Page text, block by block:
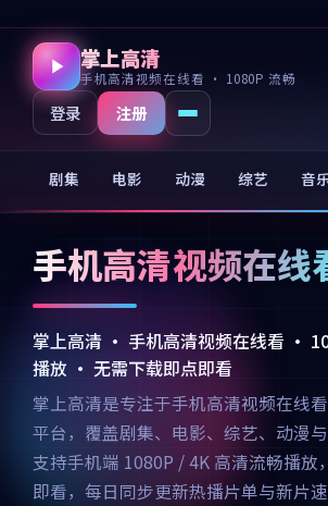
掌上高清
手机高清视频在线看 · 1080P 流畅
登录 注册
剧集 电影 动漫 综艺 音
手机高清视频在线
掌上高清 · 手机高清视频在线看 ·
播放 · 无需下载即点即看
掌上高清是专注于手机高清视频在线
平台，覆盖剧集、电影、综艺、动漫与
支持手机端 1080P / 4K 高清流畅播放
即看，每日同步更新热播片单与新片